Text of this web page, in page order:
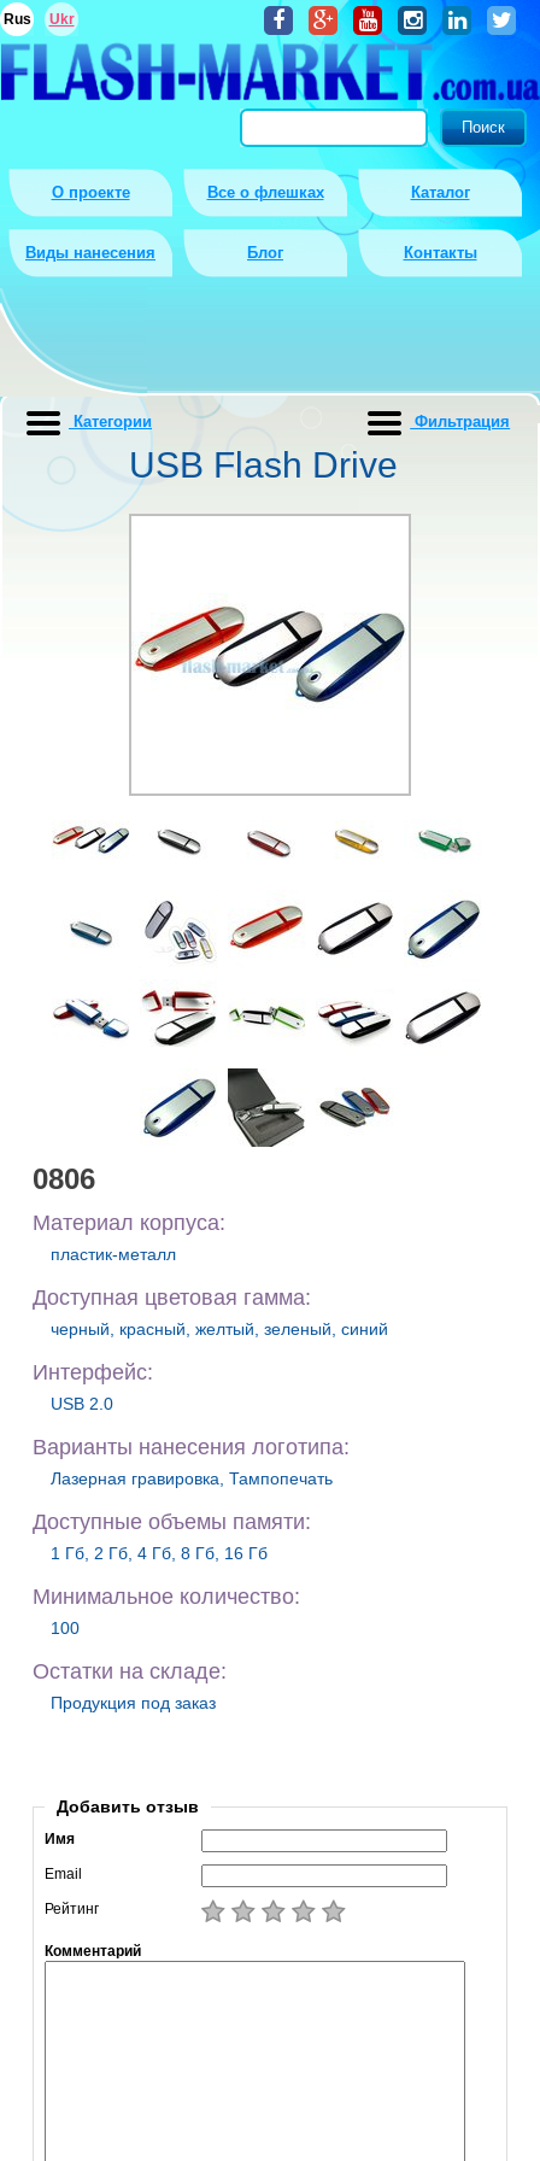
О проекте Все о флешках Каталог
Виды нанесения Блог Контакты
Rus Ukr
USB Flash Drive
0806
Материал корпуса:
пластик-металл
Доступная цветовая гамма:
черный, красный, желтый, зеленый, синий
Интерфейс:
USB 2.0
Варианты нанесения логотипа:
Лазерная гравировка, Тампопечать
Доступные объемы памяти:
1 Гб, 2 Гб, 4 Гб, 8 Гб, 16 Гб
Минимальное количество:
100
Остатки на складе:
Продукция под заказ
Добавить отзыв
Имя
Email
Рейтинг
Комментарий
Категории Фильтрация